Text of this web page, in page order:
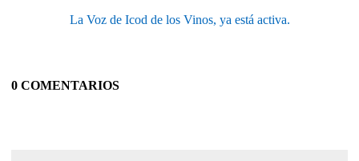
La Voz de Icod de los Vinos, ya está activa.
0 COMENTARIOS